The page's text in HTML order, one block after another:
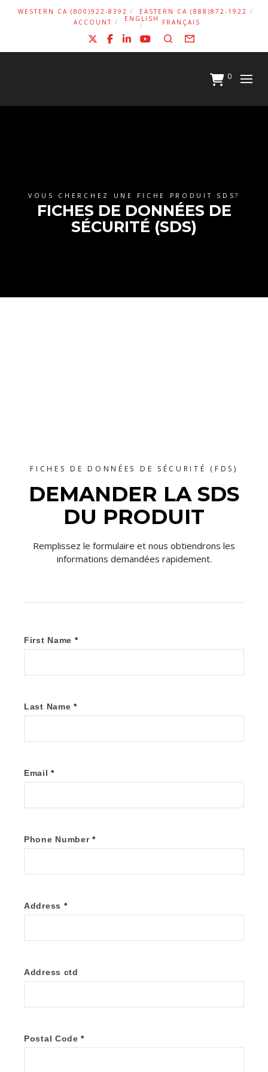
WESTERN CA (800)922-8392
EASTERN CA (888)872-1922
ACCOUNT
ENGLISH FRANÇAIS
Facebook
LinkedIn
YouTube
SearchForm
0
VOUS CHERCHEZ UNE FICHE PRODUIT SDS?
FICHES DE DONNÉES DE
SÉCURITÉ (SDS)
FICHES DE DONNÉES DE SÉCURITÉ (FDS)
DEMANDER LA SDS
DU PRODUIT
Remplissez le formulaire et nous obtiendrons les
informations demandées rapidement.
First Name *
Last Name *
Email*
Phone Number*
Address *
Address ctd
Postal Code*